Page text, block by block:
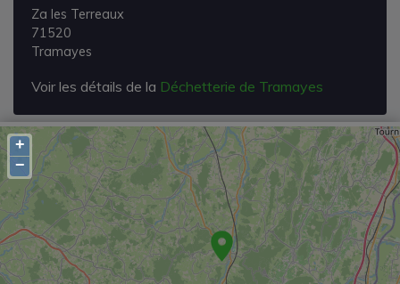
Za les Terreaux
71520
Tramayes
Voir les détails de la Déchetterie de Tramayes
+
−